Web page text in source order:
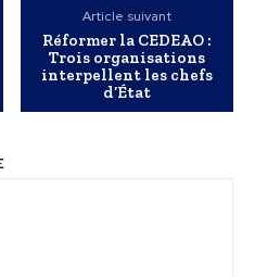
Article suivant
Réformer la CEDEAO :
Trois organisations
interpellent les chefs
d’État